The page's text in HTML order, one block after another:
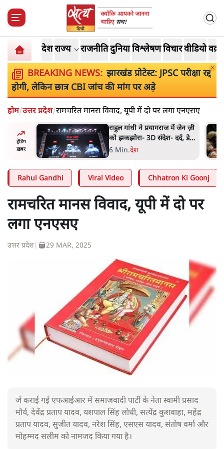
देशराज्य राजनीतिदुनियाविश्लेषणविचारवीडियो
BREAKING NEWS: झारखंड प्रोटेस्ट: JPSC परीक्षा रद्द
होगी, लेकिन छात्र CBI जांच की मांग पर अड़े
होम/उत्तर प्रदेश/रामचरित मानस विवाद, यूपी में दो पर लगा एनएसए
ट्रेंडिंग
ख़बर
में जेन ज़ी
डेटा,
पीएम मोदी लाल किले से बताएं
पैलेट गन चलाने का आदेश किसका
था, जंतर मंतर हमाराः CJP
5 Min.देश
Rahul Gandhi Viral Video Chhatron Ki Goonj
रामचरित मानस विवाद, यूपी में दो पर
लगा एनएसए
उत्तर प्रदेश 29 MAR, 2025
र्ज कराई गई एफआईआर में समाजवादी पार्टी के नेता स्वामी प्रसाद
मौर्य, देवेंद्र प्रताप यादव, यशपाल सिंह लोधी, सत्येंद्र कुशवाहा, महेंद्र
प्रताप यादव, सुजीत यादव, नरेश सिंह, एसएस यादव, संतोष वर्मा और
मोहम्मद सलीम को नामजद किया गया है।